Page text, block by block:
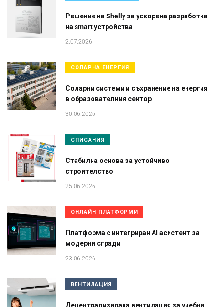
Решение на Shelly за ускорена разработка
на smart устройства
2.07.2026
СОЛАРНА ЕНЕРГИЯ
Соларни системи и съхранение на енергия
в образователния сектор
30.06.2026
СПИСАНИЯ
Стабилна основа за устойчиво
строителство
25.06.2026
ОНЛАЙН ПЛАТФОРМИ
Платформа с интегриран AI асистент за
модерни сгради
23.06.2026
ВЕНТИЛАЦИЯ
Децентрализирана вентилация за учебни